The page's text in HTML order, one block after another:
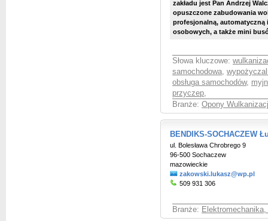
zakładu jest Pan Andrzej
opuszczone zabudowania
profesjonalną,
osobowych, a także mini
Słowa kluczowe:
samochodowa,
obsługa samochodów,
przyczep,
Branże: Opony
BENDIKS-SOCHACZEW
ul. Bolesława Chrobrego 9
96-500 Sochaczew
mazowieckie
zakowski.lukasz@wp.pl
509 931 306
Branże: